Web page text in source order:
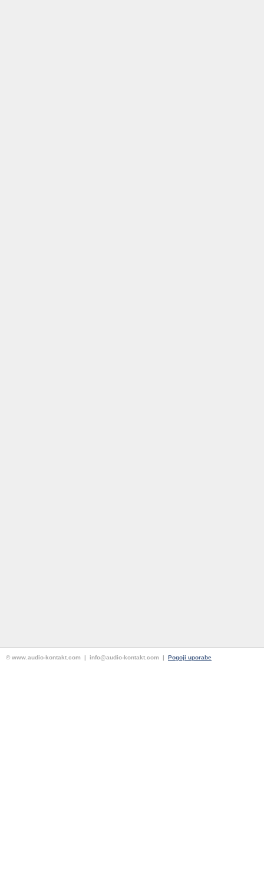
© www.audio-kontakt.com | info@audio-kontakt.com | Pogoji uporabe